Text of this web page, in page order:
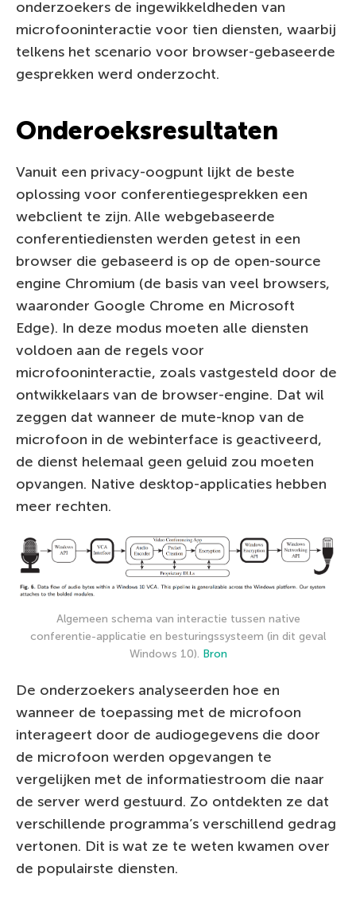
onderzoekers de ingewikkeldheden van
microfooninteractie voor tien diensten, waarbij
telkens het scenario voor browser-gebaseerde
gesprekken werd onderzocht.
Onderoeksresultaten
Vanuit een privacy-oogpunt lijkt de beste
oplossing voor conferentiegesprekken een
webclient te zijn. Alle webgebaseerde
conferentiediensten werden getest in een
browser die gebaseerd is op de open-source
engine Chromium (de basis van veel browsers,
waaronder Google Chrome en Microsoft
Edge). In deze modus moeten alle diensten
voldoen aan de regels voor
microfooninteractie, zoals vastgesteld door de
ontwikkelaars van de browser-engine. Dat wil
zeggen dat wanneer de mute-knop van de
microfoon in de webinterface is geactiveerd,
de dienst helemaal geen geluid zou moeten
opvangen. Native desktop-applicaties hebben
meer rechten.
Algemeen schema van interactie tussen native
conferentie-applicatie en besturingssysteem (in dit geval
Windows 10). Bron
De onderzoekers analyseerden hoe en
wanneer de toepassing met de microfoon
interageert door de audiogegevens die door
de microfoon werden opgevangen te
vergelijken met de informatiestroom die naar
de server werd gestuurd. Zo ontdekten ze dat
verschillende programma’s verschillend gedrag
vertonen. Dit is wat ze te weten kwamen over
de populairste diensten.